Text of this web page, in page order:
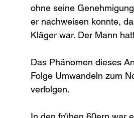
ohne seine
er nachweisen konnte,
Kläger war. Der Mann
Das Phänomen dieses
Folge Umwandeln zum
verfolgen.